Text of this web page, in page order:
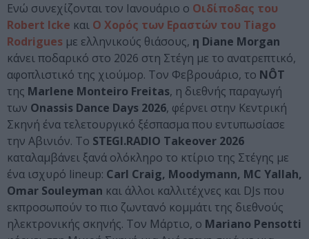
Ενώ συνεχίζονται τον Ιανουάριο ο Οιδίποδας του
Robert Icke και Ο Χορός των Εραστών του Tiago
Rodrigues με ελληνικούς θιάσους, η Diane Morgan
κάνει ποδαρικό στο 2026 στη Στέγη με το ανατρεπτικό,
αφοπλιστικό της χιούμορ. Τον Φεβρουάριο, το NÔT
της Marlene Monteiro Freitas, η διεθνής παραγωγή
των Onassis Dance Days 2026, φέρνει στην Κεντρική
Σκηνή ένα τελετουργικό ξέσπασμα που εντυπωσίασε
την Αβινιόν. Το STEGI.RADIO Takeover 2026
καταλαμβάνει ξανά ολόκληρο το κτίριο της Στέγης με
ένα ισχυρό lineup: Carl Craig, Moodymann, MC Yallah,
Omar Souleyman και άλλοι καλλιτέχνες και DJs που
εκπροσωπούν το πιο ζωντανό κομμάτι της διεθνούς
ηλεκτρονικής σκηνής. Τον Μάρτιο, ο Mariano Pensotti